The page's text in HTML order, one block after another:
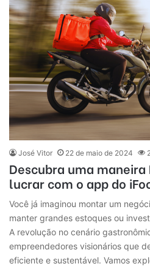
José Vitor 22 de maio de 2024
Descubra uma maneira
lucrar com o app do
Você já imaginou montar um
manter grandes estoques ou
A revolução no cenário
empreendedores visionários que
eficiente e sustentável. Vamos